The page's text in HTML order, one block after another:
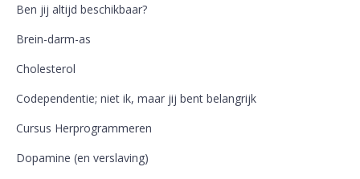
Ben jij altijd beschikbaar?
Brein-darm-as
Cholesterol
Codependentie; niet ik, maar jij bent belangrijk
Cursus Herprogrammeren
Dopamine (en verslaving)